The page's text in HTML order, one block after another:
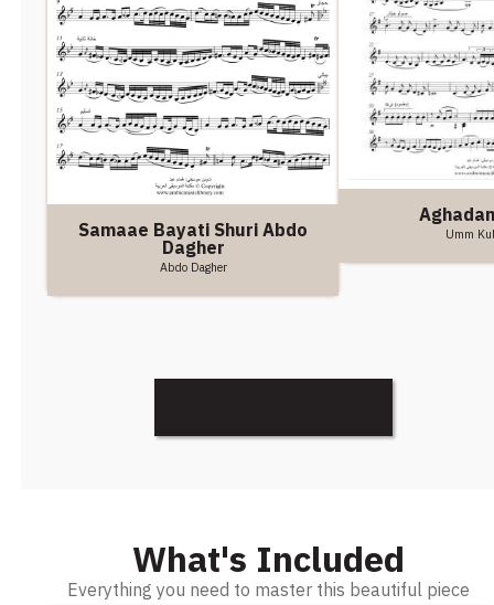
Samaae Bayati Shuri Abdo
Dagher
Abdo Dagher
Umm
What's Included
Everything you need to master this beautiful piece